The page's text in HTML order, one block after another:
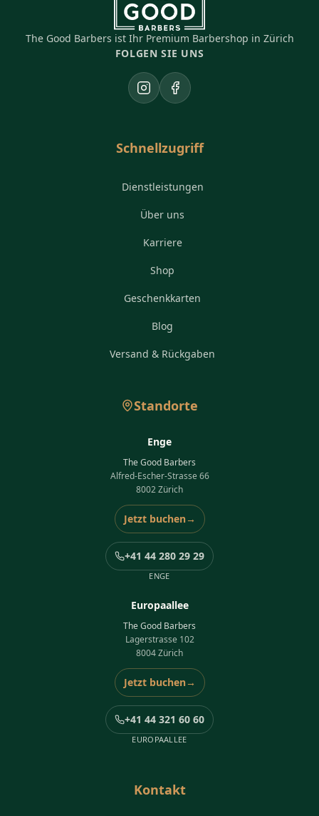
The Good Barbers ist Ihr Premium Barbershop in Zürich
FOLGEN SIE UNS
InstagramFacebook
Schnellzugriff
Dienstleistungen
Über uns
Karriere
Shop
Geschenkkarten
Blog
Versand & Rückgaben
Standorte
Enge
The Good Barbers
Alfred-Escher-Strasse 66
8002 Zürich
Jetzt buchen→
+41 44 280 29 29
ENGE
Europaallee
The Good Barbers
Lagerstrasse 102
8004 Zürich
Jetzt buchen→
+41 44 321 60 60
EUROPAALLEE
Kontakt